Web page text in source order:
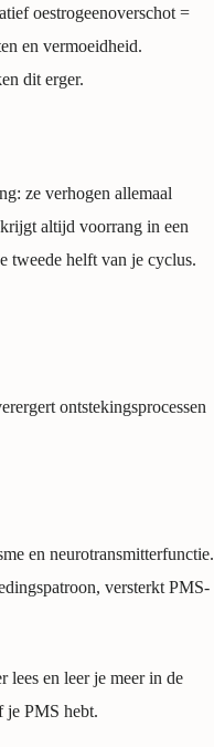
oestrogeenoverschot =
en vermoeidheid.
dit erger.
ze verhogen allemaal
altijd voorrang in een
tweede helft van je cyclus.
ontstekingsprocessen
en neurotransmitterfunctie.
versterkt PMS-
lees en leer je meer in de
je PMS hebt.